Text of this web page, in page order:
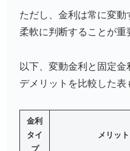
ただし、金利は常に変
柔軟に判断することが重
以下、変動金利と固定金
デメリットを比較した表
金利
タイ
プ
メリット